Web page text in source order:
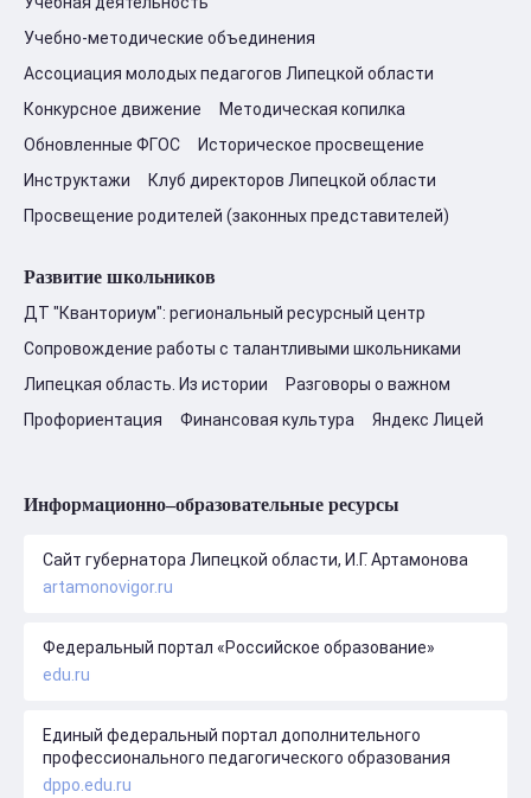
Учебно-методические объединения
Ассоциация молодых педагогов Липецкой области
Конкурсное движение
Методическая копилка
Обновленные ФГОС
Историческое просвещение
Инструктажи
Клуб директоров Липецкой области
Просвещение родителей (законных представителей)
Развитие школьников
ДТ "Кванториум": региональный ресурсный центр
Сопровождение работы с талантливыми школьниками
Липецкая область. Из истории
Разговоры о важном
Профориентация
Финансовая культура Яндекс Лицей
Информационно–образовательные ресурсы
Сайт губернатора Липецкой области, И.Г. Артамонова
artamonovigor.ru
Федеральный портал «Российское образование»
edu.ru
Единый федеральный портал дополнительного
профессионального педагогического образования
dppo.edu.ru